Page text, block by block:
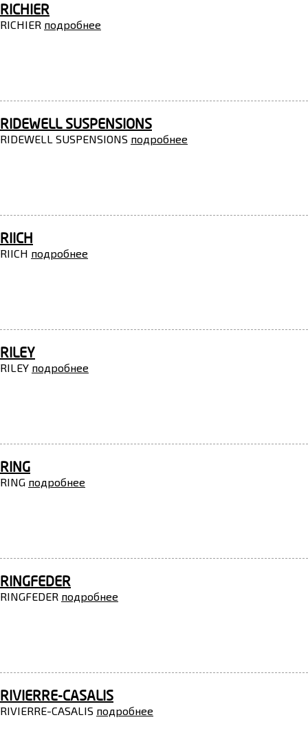
RICHIER
RICHIER подробнее
RIDEWELL SUSPENSIONS
RIDEWELL SUSPENSIONS подробнее
RIICH
RIICH подробнее
RILEY
RILEY подробнее
RING
RING подробнее
RINGFEDER
RINGFEDER подробнее
RIVIERRE-CASALIS
RIVIERRE-CASALIS подробнее